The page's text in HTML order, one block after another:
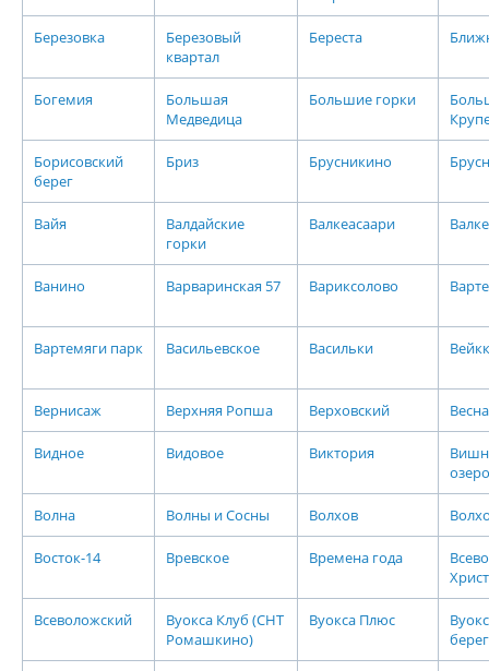
Березовка
Березовый
квартал
Береста
Богемия
Большая
Медведица
Большие горки
Борисовский
берег
Бриз Брусникино
Вайя
Валдайские
горки
Валкеасаари
Ванино Варваринская 57 Вариксолово
Вартемяги парк Васильевское Васильки
Вернисаж Верхняя Ропша Верховский Весна
Видное Видовое Виктория
озеро
Волна Волны и Сосны Волхов
Восток-14 Вревское Времена года
Всеволожский
Вуокса Клуб (СНТ
Ромашкино)
Вуокса Плюс
берег